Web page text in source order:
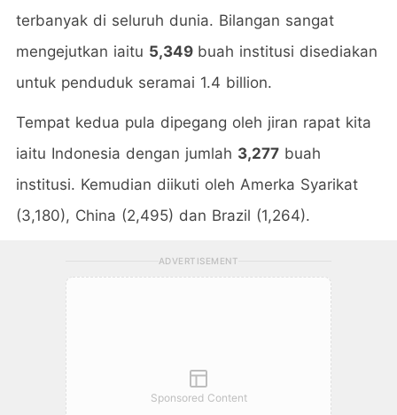
terbanyak di seluruh dunia. Bilangan sangat
mengejutkan iaitu 5,349 buah institusi disediakan
untuk penduduk seramai 1.4 billion.
Tempat kedua pula dipegang oleh jiran rapat kita
iaitu Indonesia dengan jumlah 3,277 buah
institusi. Kemudian diikuti oleh Amerka Syarikat
(3,180), China (2,495) dan Brazil (1,264).
ADVERTISEMENT
Sponsored Content